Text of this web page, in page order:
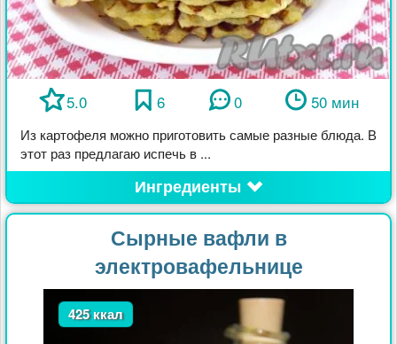
5.0 6 0 50 мин
Из картофеля можно приготовить самые разные блюда. В
этот раз предлагаю испечь в ...
Ингредиенты
Сырные вафли в
электровафельнице
425 ккал